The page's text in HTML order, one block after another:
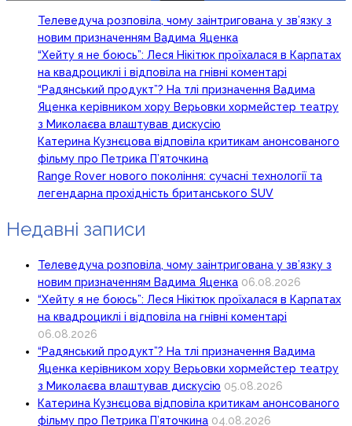
Телеведуча розповіла, чому заінтригована у зв’язку з
новим призначенням Вадима Яценка
“Хейту я не боюсь”: Леся Нікітюк проїхалася в Карпатах
на квадроциклі і відповіла на гнівні коментарі
“Радянський продукт”? На тлі призначення Вадима
Яценка керівником хору Верьовки хормейстер театру
з Миколаєва влаштував дискусію
Катерина Кузнєцова відповіла критикам анонсованого
фільму про Петрика П’яточкина
Range Rover нового покоління: сучасні технології та
легендарна прохідність британського SUV
Недавні записи
Телеведуча розповіла, чому заінтригована у зв’язку з
новим призначенням Вадима Яценка 06.08.2026
“Хейту я не боюсь”: Леся Нікітюк проїхалася в Карпатах
на квадроциклі і відповіла на гнівні коментарі
06.08.2026
“Радянський продукт”? На тлі призначення Вадима
Яценка керівником хору Верьовки хормейстер театру
з Миколаєва влаштував дискусію 05.08.2026
Катерина Кузнєцова відповіла критикам анонсованого
фільму про Петрика П’яточкина 04.08.2026